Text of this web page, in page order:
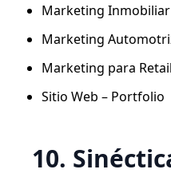
Marketing
Marketing
Marketing para Retail
Sitio Web – Portfolio
10.